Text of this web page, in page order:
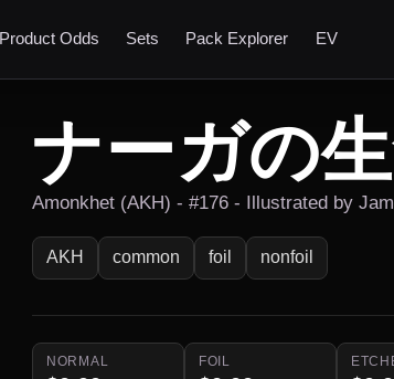
Product Odds Sets Pack Explorer EV
ナーガの
Amonkhet (AKH) - #176 - Illustrated by
AKH common foil nonfoil
NORMAL FOIL